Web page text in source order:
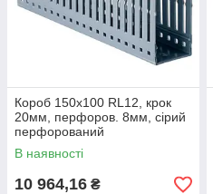
Короб 150х100 RL12, крок
20мм, перфоров. 8мм, сірий
перфорований
В наявності
10 964,16 ₴